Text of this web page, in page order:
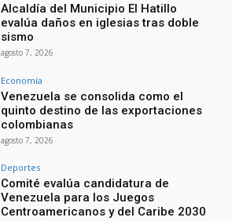
Alcaldía del Municipio El Hatillo
evalúa daños en iglesias tras doble
sismo
agosto 7, 2026
Economía
Venezuela se consolida como el
quinto destino de las exportaciones
colombianas
agosto 7, 2026
Deportes
Comité evalúa candidatura de
Venezuela para los Juegos
Centroamericanos y del Caribe 2030